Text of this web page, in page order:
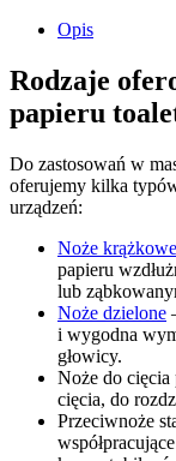
Opis
Rodzaje
papieru
Do zastosowań w
oferujemy kilka
urządzeń:
Noże krążkowe
papieru
lub
Noże dzielone
i wygodna
głowicy.
Noże do
cięcia, do
Przeciwnoże